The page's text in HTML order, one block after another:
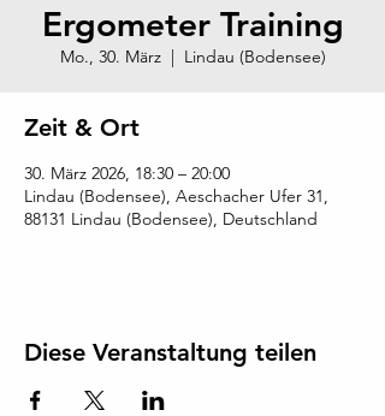
Ergometer Training
Mo., 30. März
  |
Lindau (Bodensee)
Zeit & Ort
30. März 2026, 18:30 – 20:00
Lindau (Bodensee), Aeschacher Ufer 31,
88131 Lindau (Bodensee), Deutschland
Diese Veranstaltung teilen